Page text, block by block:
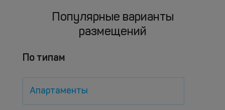
Популярные варианты
размещений
По типам
Апартаменты